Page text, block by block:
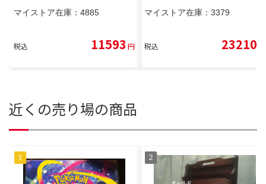
マイストア在庫： 4885
税込 11593 円
マイストア在庫： 3379
税込 23210
近くの売り場の商品